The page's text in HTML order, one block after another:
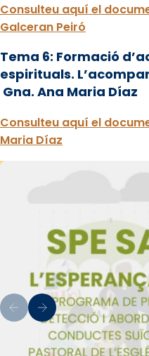
Consulteu aquí el
Galceran Peiró
Tema 6: Formació
espirituals.
Gna. Ana Maria Díaz
Consulteu aquí el
Maria Díaz